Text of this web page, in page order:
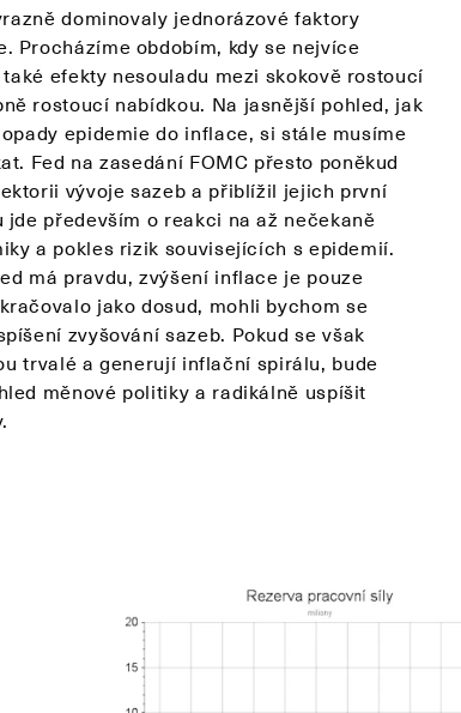
dominovaly jednorázové faktory
Procházíme obdobím, kdy se nejvíce
efekty nesouladu mezi skokově rostoucí
rostoucí nabídkou. Na jasnější pohled, jak
epidemie do inflace, si stále musíme
Fed na zasedání FOMC přesto poněkud
vývoje sazeb a přiblížil jejich první
jde především o reakci na až nečekaně
a pokles rizik souvisejících s epidemií.
má pravdu, zvýšení inflace je pouze
jako dosud, mohli bychom se
zvyšování sazeb. Pokud se však
trvalé a generují inflační spirálu, bude
měnové politiky a radikálně uspíšit